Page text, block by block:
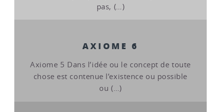
pas, (…)
AXIOME 6
Axiome 5 Dans l’idée ou le concept de toute
chose est contenue l’existence ou possible
ou (…)